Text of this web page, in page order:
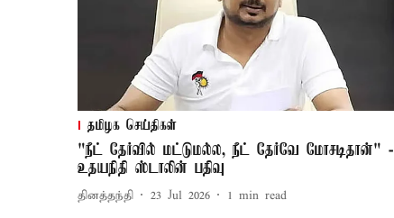
தமிழக செய்திகள்
"நீட் தேர்வில் மட்டுமல்ல, நீட் தேர்வே மோசடிதான்" -
உதயநிதி ஸ்டாலின் பதிவு
தினத்தந்தி 23 Jul 2026 1 min read